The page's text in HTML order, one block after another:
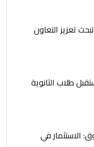
تعزيز التعاون
طلاب الثانوية
الاستثمار في